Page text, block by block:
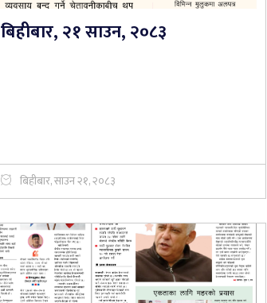
बिहीबार, २१ साउन, २०८३
बिहीबार, साउन २१, २०८३